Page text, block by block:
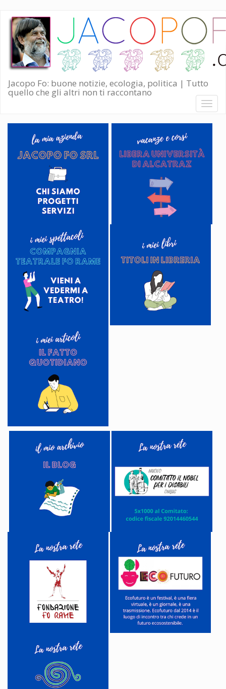
Salta
contenuto
principale
Jacopo Fo: buone notizie, ecologia, politica | Tutto
quello che gli altri non ti raccontano
Toggle